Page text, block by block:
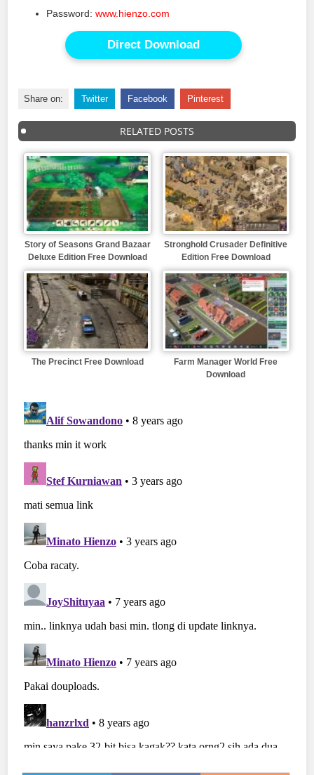
Password:www.hienzo.com
Direct Download
Share on: Twitter Facebook Pinterest
RELATED POSTS
Story of Seasons Grand Bazaar
Deluxe Edition Free Download
Stronghold Crusader Definitive
Edition Free Download
The Precinct Free Download
Farm Manager World Free
Download